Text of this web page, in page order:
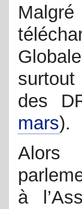
des
mars).
à